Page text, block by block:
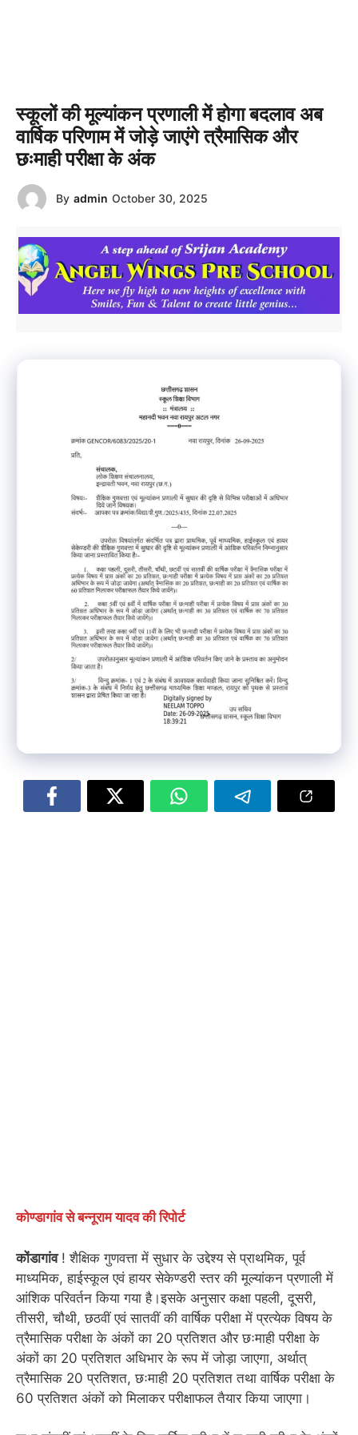
स्कूलों की मूल्यांकन प्रणाली में होगा बदलाव अब
वार्षिक परिणाम में जोड़े जाएंगे त्रैमासिक और
छःमाही परीक्षा के अंक
By admin October 30, 2025
कोण्डागांव से बन्नूराम यादव की रिपोर्ट
कोंडागांव! शैक्षिक गुणवत्ता में सुधार के उद्देश्य से प्राथमिक, पूर्व
माध्यमिक, हाईस्कूल एवं हायर सेकेण्डरी स्तर की मूल्यांकन प्रणाली में
आंशिक परिवर्तन किया गया है।इसके अनुसार कक्षा पहली, दूसरी,
तीसरी, चौथी, छठवीं एवं सातवीं की वार्षिक परीक्षा में प्रत्येक विषय के
त्रैमासिक परीक्षा के अंकों का 20 प्रतिशत और छःमाही परीक्षा के
अंकों का 20 प्रतिशत अधिभार के रूप में जोड़ा जाएगा, अर्थात्
त्रैमासिक 20 प्रतिशत, छःमाही 20 प्रतिशत तथा वार्षिक परीक्षा के
60 प्रतिशत अंकों को मिलाकर परीक्षाफल तैयार किया जाएगा।